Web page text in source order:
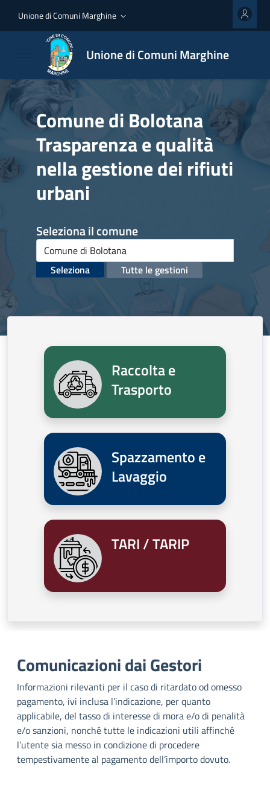
Unione di Comuni Marghine
Unione di Comuni Marghine
Comune di Bolotana
Trasparenza e qualità
nella gestione dei rifiuti
urbani
Seleziona il comune
Seleziona Tutte le gestioni
Raccolta e
Trasporto
Spazzamento e
Lavaggio
TARI / TARIP
Comunicazioni dai Gestori
Informazioni rilevanti per il caso di ritardato od omesso
pagamento, ivi inclusa l’indicazione, per quanto
applicabile, del tasso di interesse di mora e/o di penalità
e/o sanzioni, nonché tutte le indicazioni utili affinché
l’utente sia messo in condizione di procedere
tempestivamente al pagamento dell’importo dovuto.